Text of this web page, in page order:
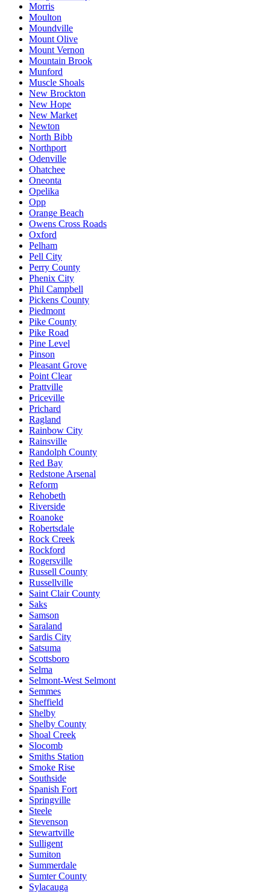
Morris
Moulton
Moundville
Mount Olive
Mount Vernon
Mountain Brook
Munford
Muscle Shoals
New Brockton
New Hope
New Market
Newton
North Bibb
Northport
Odenville
Ohatchee
Oneonta
Opelika
Opp
Orange Beach
Owens Cross Roads
Oxford
Pelham
Pell City
Perry County
Phenix City
Phil Campbell
Pickens County
Piedmont
Pike County
Pike Road
Pine Level
Pinson
Pleasant Grove
Point Clear
Prattville
Priceville
Prichard
Ragland
Rainbow City
Rainsville
Randolph County
Red Bay
Redstone Arsenal
Reform
Rehobeth
Riverside
Roanoke
Robertsdale
Rock Creek
Rockford
Rogersville
Russell County
Russellville
Saint Clair County
Saks
Samson
Saraland
Sardis City
Satsuma
Scottsboro
Selma
Selmont-West Selmont
Semmes
Sheffield
Shelby
Shelby County
Shoal Creek
Slocomb
Smiths Station
Smoke Rise
Southside
Spanish Fort
Springville
Steele
Stevenson
Stewartville
Sulligent
Sumiton
Summerdale
Sumter County
Sylacauga